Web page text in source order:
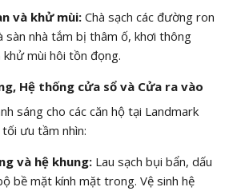
và khử mùi:Chà sạch các đường ron
nhà tắm bị thâm ố, khơi thông
mùi hôi tồn đọng.
Hệ thống cửa sổ và Cửa ra vào
sáng cho các căn hộ tại Landmark
ưu tầm nhìn:
và hệ khung:Lau sạch bụi bẩn, dấu
bề mặt kính mặt trong. Vệ sinh hệ